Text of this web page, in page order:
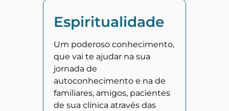
Espiritualidade
Um poderoso conhecimento,
que vai te ajudar na sua
jornada de
autoconhecimento e na de
familiares, amigos, pacientes
de sua clínica através das